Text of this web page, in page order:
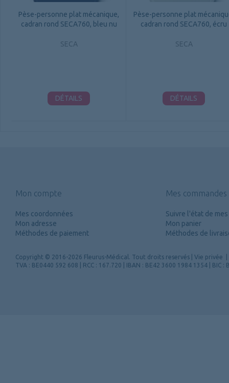
Pèse-personne plat mécanique,
cadran rond SECA760, bleu nu
SECA
DÉTAILS
Pèse-personne plat
cadran rond SECA760, écru
SECA
DÉTAILS
Mon compte
Mes coordonnées
Mon adresse
Méthodes de paiement
Mes commandes
Suivre l'état de
Mon panier
Méthodes de
Copyright © 2016-2026 Fleurus-Médical. Tout droits reservés Vie privée
TVA : BE0440 592 608 | RCC : 167.720 | IBAN : BE42 3600 1984 1354 | BIC :